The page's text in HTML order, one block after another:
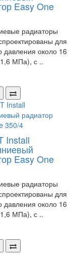
группа Watts
в работе
Easy One
радиаторы
для
давления около 16
МПа), с ..
Install
Easy One
радиаторы
для
давления около 16
МПа), с ..